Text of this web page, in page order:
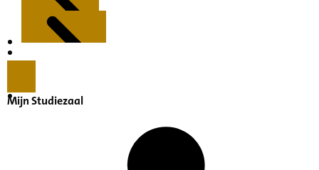
Inventaris
Mijn Studiezaal